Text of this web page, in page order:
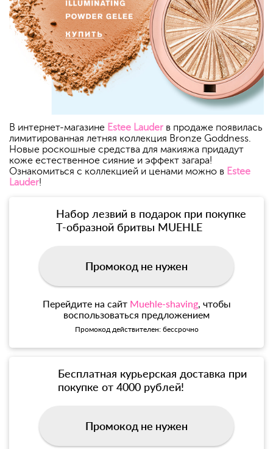
В интернет-магазине Estee Lauder в продаже появилась
лимитированная летняя коллекция Bronze Goddness.
Новые роскошные средства для макияжа придадут
коже естественное сияние и эффект загара!
Ознакомиться с коллекцией и ценами можно в Estee
Lauder!
Набор лезвий в подарок при покупке
Т-образной бритвы MUEHLE
Промокод не нужен
Перейдите на сайт Muehle-shaving, чтобы
воспользоваться предложением
Промокод действителен: бессрочно
Бесплатная курьерская доставка при
покупке от 4000 рублей!
Промокод не нужен